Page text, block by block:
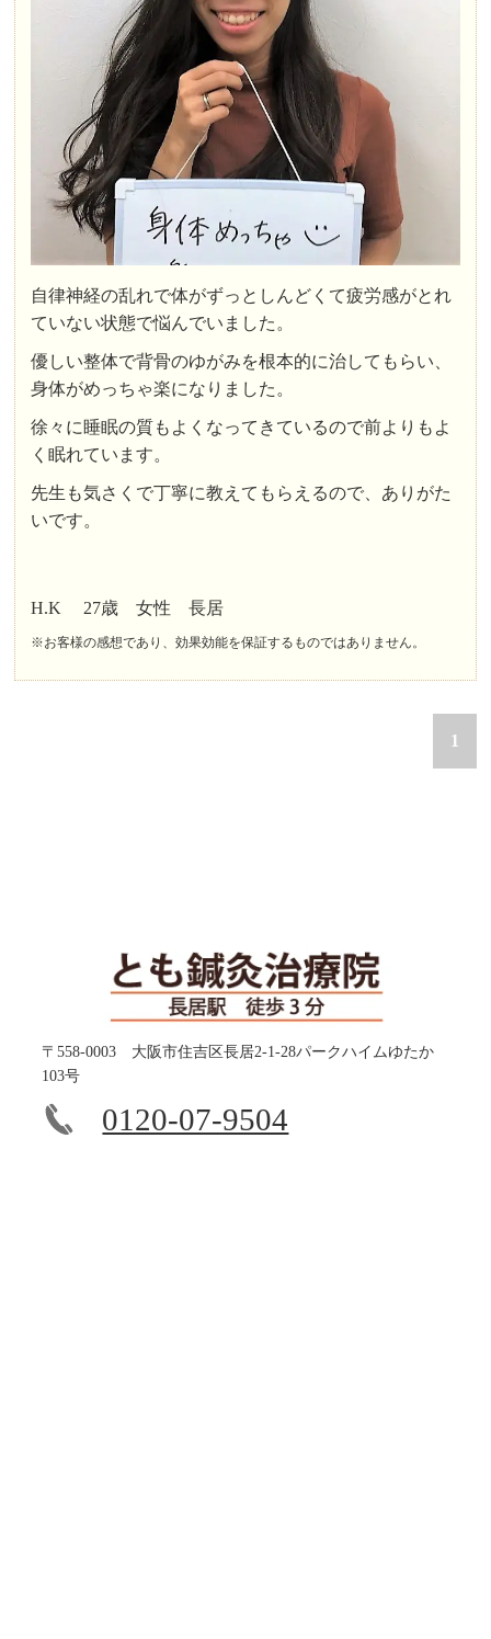
自律神経の乱れで体がずっとしんどくて疲労感がとれ
ていない状態で悩んでいました。
優しい整体で背骨のゆがみを根本的に治してもらい、
身体がめっちゃ楽になりました。
徐々に睡眠の質もよくなってきているので前よりもよ
く眠れています。
先生も気さくで丁寧に教えてもらえるので、ありがた
いです。
H.K 27歳 女性 長居
※お客様の感想であり、効果効能を保証するものではありません。
1
〒558-0003 大阪市住吉区長居2-1-28パークハイムゆたか
103号
0120-07-9504